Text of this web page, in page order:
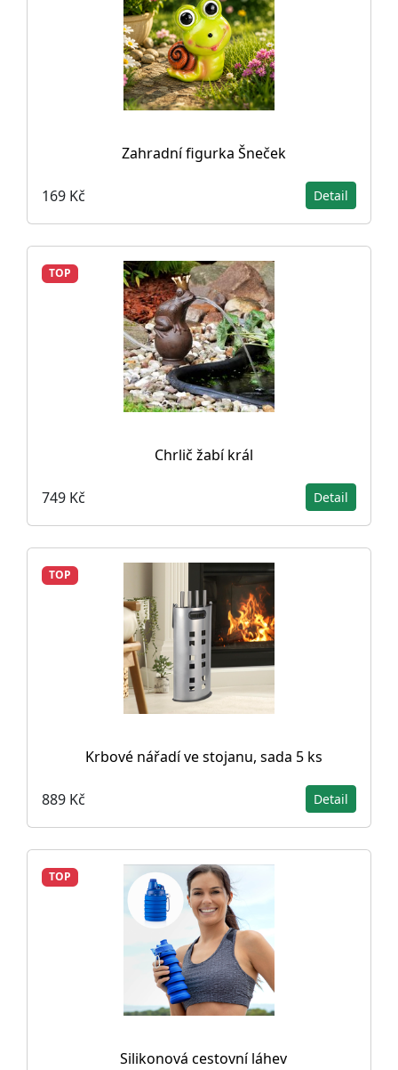
Zahradní figurka Šneček
169 Kč Detail
TOP
Chrlič žabí král
749 Kč Detail
TOP
Krbové nářadí ve stojanu, sada 5 ks
889 Kč Detail
TOP
Silikonová cestovní láhev